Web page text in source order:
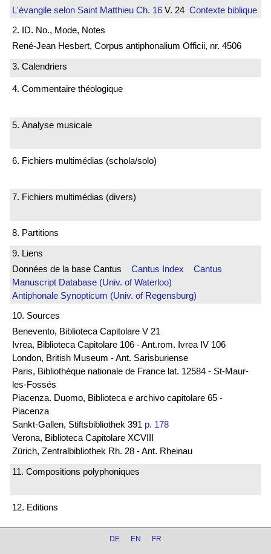
L'évangile selon Saint Matthieu Ch. 16 V. 24 Contexte biblique
2. ID. No., Mode, Notes
René-Jean Hesbert, Corpus antiphonalium Officii, nr. 4506
3. Calendriers
4. Commentaire théologique
5. Analyse musicale
6. Fichiers multimédias (schola/solo)
7. Fichiers multimédias (divers)
8. Partitions
9. Liens
Données de la base Cantus Cantus Index
Cantus
Manuscript Database (Univ. of Waterloo)
Antiphonale Synopticum (Univ. of Regensburg)
10. Sources
Benevento, Biblioteca Capitolare V 21
Ivrea, Biblioteca Capitolare 106 - Ant.rom. Ivrea IV 106
London, British Museum - Ant. Sarisburiense
Paris, Bibliothèque nationale de France lat. 12584 - St-Maur-
les-Fossés
Piacenza. Duomo, Biblioteca e archivo capitolare 65 -
Piacenza
Sankt-Gallen, Stiftsbibliothek 391 p. 178
Verona, Biblioteca Capitolare XCVIII
Zürich, Zentralbibliothek Rh. 28 - Ant. Rheinau
11. Compositions polyphoniques
12. Editions
DE EN FR